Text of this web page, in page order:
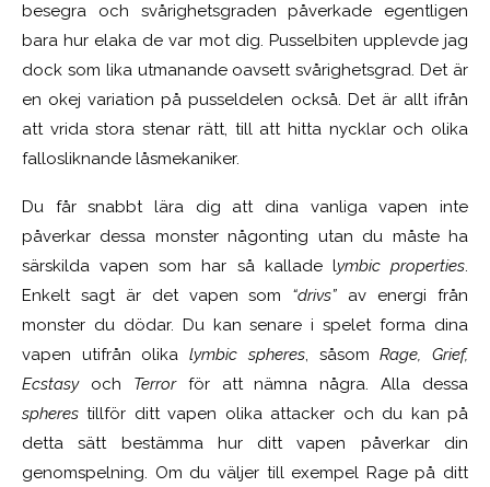
besegra och svårighetsgraden påverkade egentligen
bara hur elaka de var mot dig. Pusselbiten upplevde jag
dock som lika utmanande oavsett svårighetsgrad. Det är
en okej variation på pusseldelen också. Det är allt ifrån
att vrida stora stenar rätt, till att hitta nycklar och olika
fallosliknande låsmekaniker.
Du får snabbt lära dig att dina vanliga vapen inte
påverkar dessa monster någonting utan du måste ha
särskilda vapen som har så kallade lymbic properties.
Enkelt sagt är det vapen som “drivs” av energi från
monster du dödar. Du kan senare i spelet forma dina
vapen utifrån olikalymbic spheres, såsomRage, Grief,
Ecstasyoch Terror för att nämna några. Alla dessa
spheres tillför ditt vapen olika attacker och du kan på
detta sätt bestämma hur ditt vapen påverkar din
genomspelning. Om du väljer till exempel Rage på ditt